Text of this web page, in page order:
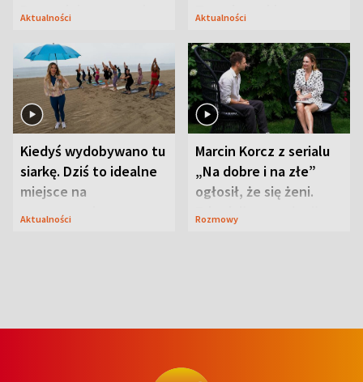
Przyrodnicy zwracają
Aktualności
Tarnobrzeskim
Aktualności
Kiedyś wydobywano tu
siarkę. Dziś to idealne
miejsce na
wypoczynek
Aktualności
Marcin Korcz z serialu
„Na dobre i na złe”
ogłosił, że się żeni.
Zdradził, co zmienił
Rozmowy